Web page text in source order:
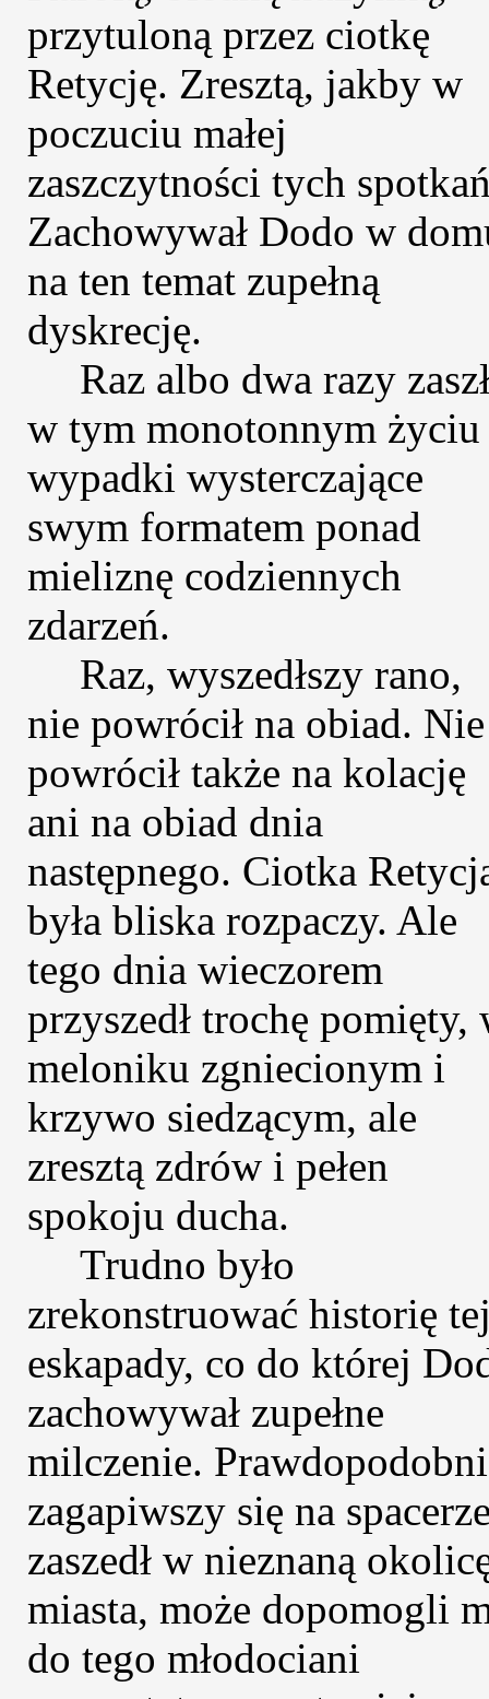
przytuloną przez ciotkę
Retycję. Zresztą, jakby w
poczuciu małej
zaszczytności tych
Zachowywał Dodo w
na ten temat zupełną
dyskrecję.
Raz albo dwa razy
w tym monotonnym życiu
wypadki wysterczające
swym formatem ponad
mieliznę codziennych
zdarzeń.
Raz, wyszedłszy rano,
nie powrócił na obiad. Nie
powrócił także na kolację
ani na obiad dnia
następnego. Ciotka
była bliska rozpaczy. Ale
tego dnia wieczorem
przyszedł trochę pomięty,
meloniku zgniecionym i
krzywo siedzącym, ale
zresztą zdrów i pełen
spokoju ducha.
Trudno było
zrekonstruować historię
eskapady, co do której
zachowywał zupełne
milczenie.
zagapiwszy się na
zaszedł w nieznaną
miasta, może dopomogli
do tego młodociani